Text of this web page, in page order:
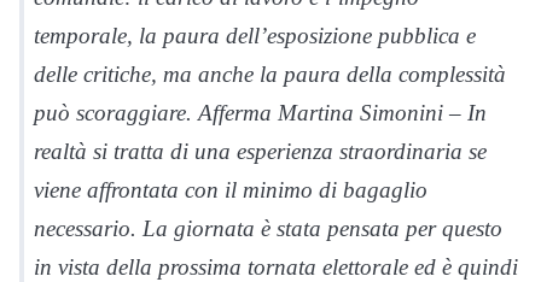
temporale, la paura dell’esposizione pubblica e
delle critiche, ma anche la paura della complessità
può scoraggiare. Afferma Martina Simonini – In
realtà si tratta di una esperienza straordinaria se
viene affrontata con il minimo di bagaglio
necessario. La giornata è stata pensata per questo
in vista della prossima tornata elettorale ed è quindi